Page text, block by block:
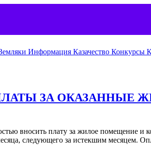
Информация Казачество Конкурcы
ЗА ОКАЗАННЫЕ
вносить плату за жилое помещение и
следующего за истекшим месяцем.